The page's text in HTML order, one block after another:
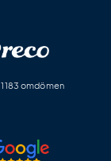
omdömen